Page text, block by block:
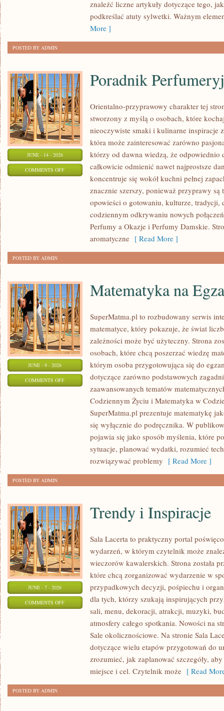
znaleźć liczne artykuły dotyczące tego,
podkreślać atuty sylwetki. Ważnym
More ]
POSTED BY ADMIN
JUNE - 14 - 2026
COMMENTS OFFON
PERFUMERYJNY
Poradnik
Orientalno-przyprawowy charakter tej
stworzony z myślą o osobach, które
nieoczywiste smaki i kulinarne inspiracje
która może zainteresować zarówno
którzy od dawna wiedzą, że odpowiednio
całkowicie odmienić nawet najprostsze
koncentruje się wokół kuchni pełnej
znacznie szerszy, ponieważ przyprawy
opowieści o gotowaniu, kulturze, tradycji,
codziennym odkrywaniu nowych
Perfumy a Okazje i Perfumy Damskie.
aromatyczne [ Read More ]
POSTED BY ADMIN
JUNE - 9 - 2026
COMMENTS OFFON
MATEMATYKA
EGZAMINIE
Matematyka na
SuperMatma.pl to rozbudowany serwis
matematyce, który pokazuje, że świat
zależności może być użyteczny. Strona
osobach, które chcą poszerzać wiedzę
którym osoba przygotowująca się do
dotyczące zarówno podstawowych
zaawansowanych tematów
Codziennym Życiu i Matematyka w
SuperMatma.pl prezentuje matematykę
się wyłącznie do podręcznika. W
pojawia się jako sposób myślenia, które
sytuacje, planować wydatki, rozumieć
rozwiązywać problemy [ Read More ]
POSTED BY ADMIN
JUNE - 7 - 2026
COMMENTS OFFON
INSPIRACJE
Trendy i Inspiracje
Sala Lacerta to praktyczny portal
wydarzeń, w którym czytelnik może
wieczorów kawalerskich. Strona została
które chcą zorganizować wydarzenie w
przypadkowych decyzji, pośpiechu i
dla tych, którzy szukają inspirujących
sali, menu, dekoracji, atrakcji, muzyki,
atmosfery całego spotkania. Nowości na
Sale okolicznościowe. Na stronie Sala
dotyczące wielu etapów przygotowań do
zrozumieć, jak zaplanować szczegóły,
miejsce i cel. Czytelnik może [ Read
POSTED BY ADMIN